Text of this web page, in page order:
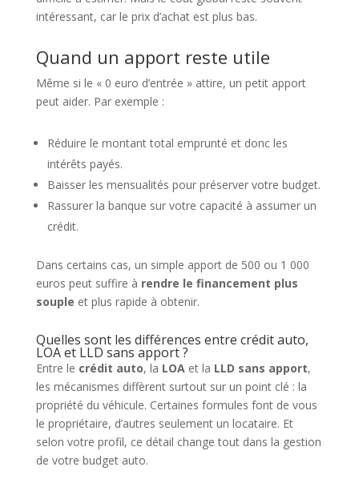
intéressant, car le prix d’achat est plus bas.
Quand un apport reste utile
Même si le « 0 euro d’entrée » attire, un petit apport
peut aider. Par exemple :
Réduire le montant total emprunté et donc les
intérêts payés.
Baisser les mensualités pour préserver votre budget.
Rassurer la banque sur votre capacité à assumer un
crédit.
Dans certains cas, un simple apport de 500 ou 1 000
euros peut suffire à rendre le financement plus
souple et plus rapide à obtenir.
Quelles sont les différences entre crédit auto,
LOA et LLD sans apport ?
Entre le crédit auto, la LOAet la LLD sans apport,
les mécanismes diffèrent surtout sur un point clé : la
propriété du véhicule. Certaines formules font de vous
le propriétaire, d’autres seulement un locataire. Et
selon votre profil, ce détail change tout dans la gestion
de votre budget auto.